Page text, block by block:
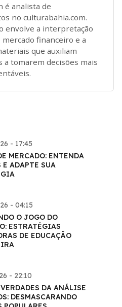
é analista de
no culturabahia.com.
envolve a interpretação
mercado financeiro e a
que auxiliam
a tomarem decisões mais
- 17:45
MERCADO: ENTENDA
E ADAPTE SUA
- 04:15
O JOGO DO
ESTRATÉGIAS
DE EDUCAÇÃO
- 22:10
DA ANÁLISE
DESMASCARANDO